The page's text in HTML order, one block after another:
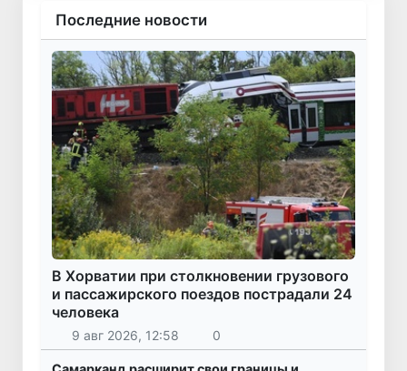
Последние новости
В Хорватии при столкновении грузового
и пассажирского поездов пострадали 24
человека
9 авг 2026, 12:58 0